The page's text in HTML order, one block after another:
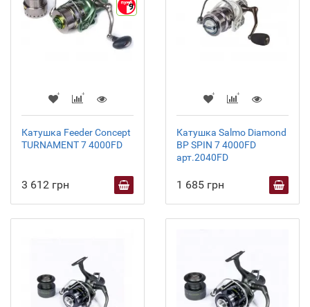
9
Катушка Feeder Concept
TURNAMENT 7 4000FD
3 612 грн
Катушка Salmo Diamond
BP SPIN 7 4000FD
арт.2040FD
1 685 грн